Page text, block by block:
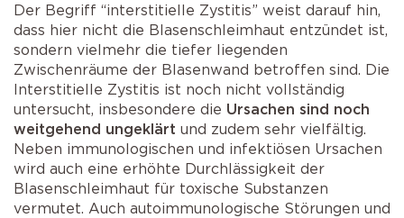
Der Begriff “interstitielle Zystitis” weist darauf hin,
dass hier nicht die Blasenschleimhaut entzündet ist,
sondern vielmehr die tiefer liegenden
Zwischenräume der Blasenwand betroffen sind. Die
Interstitielle Zystitis ist noch nicht vollständig
untersucht, insbesondere die Ursachen sind noch
weitgehend ungeklärt und zudem sehr vielfältig.
Neben immunologischen und infektiösen Ursachen
wird auch eine erhöhte Durchlässigkeit der
Blasenschleimhaut für toxische Substanzen
vermutet. Auch autoimmunologische Störungen und